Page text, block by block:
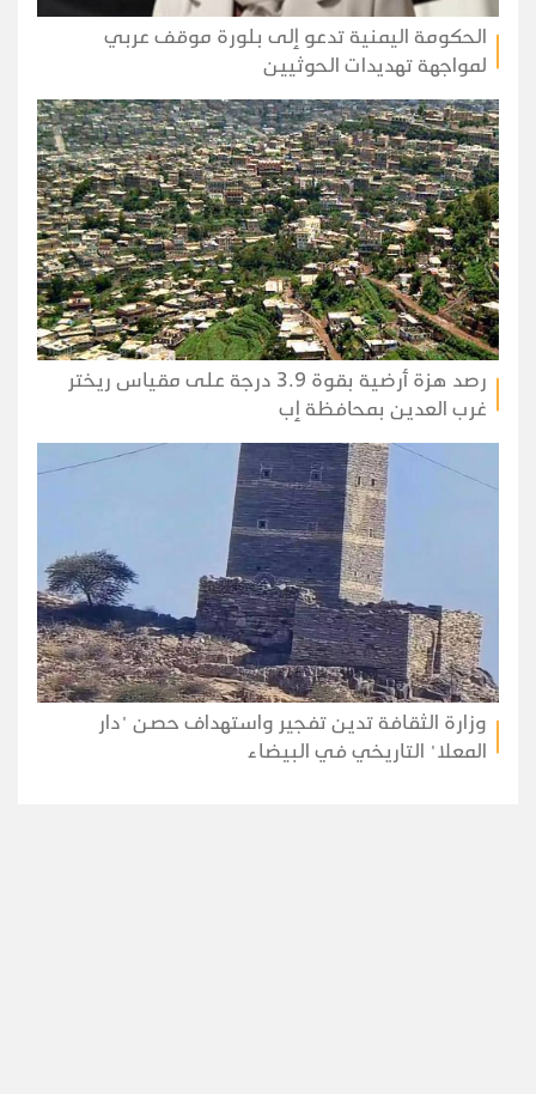
الحكومة اليمنية تدعو إلى بلورة موقف عربي
لمواجهة تهديدات الحوثيين
رصد هزة أرضية بقوة 3.9 درجة على مقياس ريختر
غرب العدين بمحافظة إب
وزارة الثقافة تدين تفجير واستهداف حصن "دار
المعلا" التاريخي في البيضاء